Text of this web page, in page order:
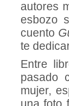
autores
esbozo
cuento
te
Entre
pasado
mujer,